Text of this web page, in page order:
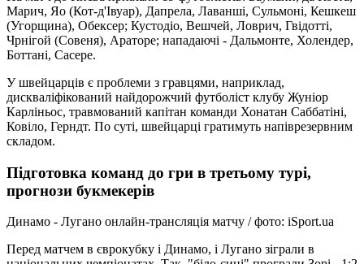
Марич, Яо (Кот-д'Івуар), Дапрела, Лаванші, Сульмоні, Кешкеш
(Угорщина), Обексер; Кустодіо, Вешчей, Ловрич, Гвідотті,
Чрнігой (Совеня), Араторе; нападаючі - Дальмонте, Холендер,
Боттані, Сасере.
У швейцарців є проблеми з гравцями, наприклад,
дискваліфікований найдорожчий футболіст клубу Жуніор
Карліньос, травмований капітан команди Хонатан Саббатіні,
Ковіло, Герндт. По суті, швейцарці гратимуть напіврезервним
складом.
Підготовка команд до гри в третьому турі,
прогнози букмекерів
Динамо - Лугано онлайн-трансляція матчу / фото: iSport.ua
Перед матчем в єврокубку і Динамо, і Лугано зіграли в